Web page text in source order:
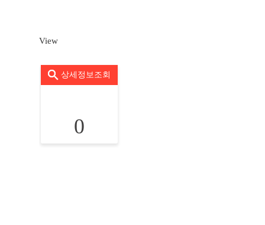
View
상세정보조회
0